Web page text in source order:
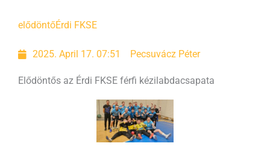
elődöntőÉrdi FKSE
2025. April 17. 07:51 Pecsuvácz Péter
Elődöntős az Érdi FKSE férfi kézilabdacsapata